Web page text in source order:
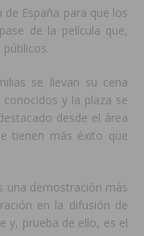
de España para que los
de la película que,
se llevan su cena
y la plaza se
desde el área
tienen más éxito que
una demostración más
en la difusión de
y, prueba de ello, es el